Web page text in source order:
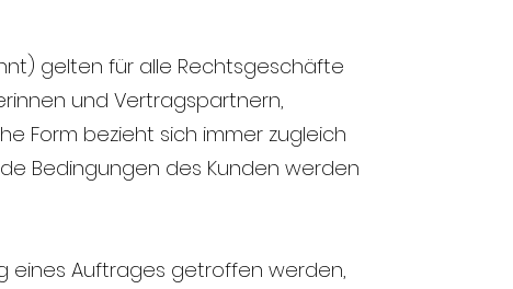
gelten für alle Rechtsgeschäfte
und Vertragspartnern,
Form bezieht sich immer zugleich
Bedingungen des Kunden werden
eines Auftrages getroffen werden,